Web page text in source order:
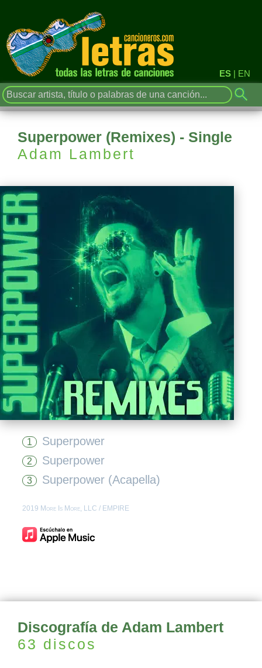
ES | EN
Superpower (Remixes) - Single
Adam Lambert
1 Superpower
2 Superpower
3 Superpower (Acapella)
2019 More Is More, LLC / EMPIRE
Discografía de Adam Lambert
63 discos